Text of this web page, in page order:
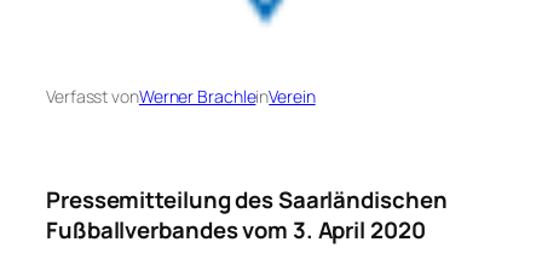
Verfasst vonWerner BrachleinVerein
Pressemitteilung des Saarländischen
Fußballverbandes vom 3. April 2020